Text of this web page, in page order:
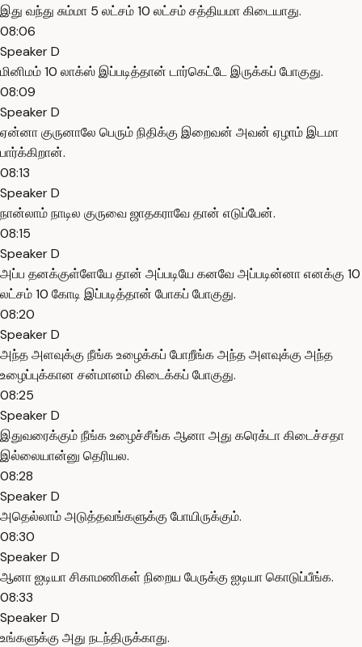
இது வந்து சும்மா 5 லட்சம் 10 லட்சம் சத்தியமா கிடையாது.
08:06
Speaker D
மினிமம் 10 லாக்ஸ் இப்படித்தான் டார்கெட்டே இருக்கப் போகுது.
08:09
Speaker D
ஏன்னா குருனாலே பெரும் நிதிக்கு இறைவன் அவன் ஏழாம் இடமா
பார்க்கிறான்.
08:13
Speaker D
நான்லாம் நாடில குருவை ஜாதகராவே தான் எடுப்பேன்.
08:15
Speaker D
அப்ப தனக்குள்ளேயே தான் அப்படியே கனவே அப்படின்னா எனக்கு 10
லட்சம் 10 கோடி இப்படித்தான் போகப் போகுது.
08:20
Speaker D
அந்த அளவுக்கு நீங்க உழைக்கப் போறீங்க அந்த அளவுக்கு அந்த
உழைப்புக்கான சன்மானம் கிடைக்கப் போகுது.
08:25
Speaker D
இதுவரைக்கும் நீங்க உழைச்சீங்க ஆனா அது கரெக்டா கிடைச்சதா
இல்லையான்னு தெரியல.
08:28
Speaker D
அதெல்லாம் அடுத்தவங்களுக்கு போயிருக்கும்.
08:30
Speaker D
ஆனா ஐடியா சிகாமணிகள் நிறைய பேருக்கு ஐடியா கொடுப்பீங்க.
08:33
Speaker D
உங்களுக்கு அது நடந்திருக்காது.